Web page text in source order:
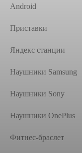
Android
Приставки
Яндекс станции
Наушники Samsung
Наушники Sony
Наушники OnePlus
Фитнес-браслет